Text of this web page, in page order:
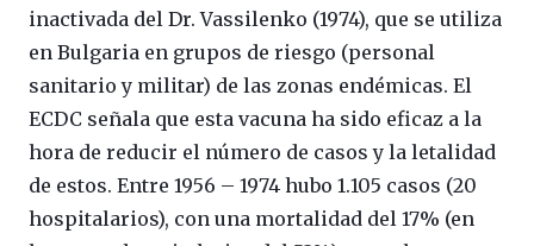
inactivada del Dr. Vassilenko (1974), que se utiliza
en Bulgaria en grupos de riesgo (personal
sanitario y militar) de las zonas endémicas. El
ECDC señala que esta vacuna ha sido eficaz a la
hora de reducir el número de casos y la letalidad
de estos. Entre 1956 – 1974 hubo 1.105 casos (20
hospitalarios), con una mortalidad del 17% (en